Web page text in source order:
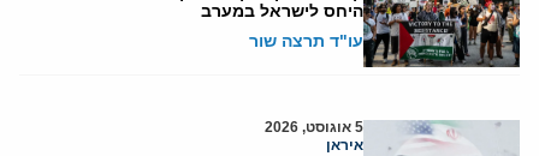
היחס לישראל במערב
עו"ד תרצה שור
5 אוגוסט, 2026
איראן